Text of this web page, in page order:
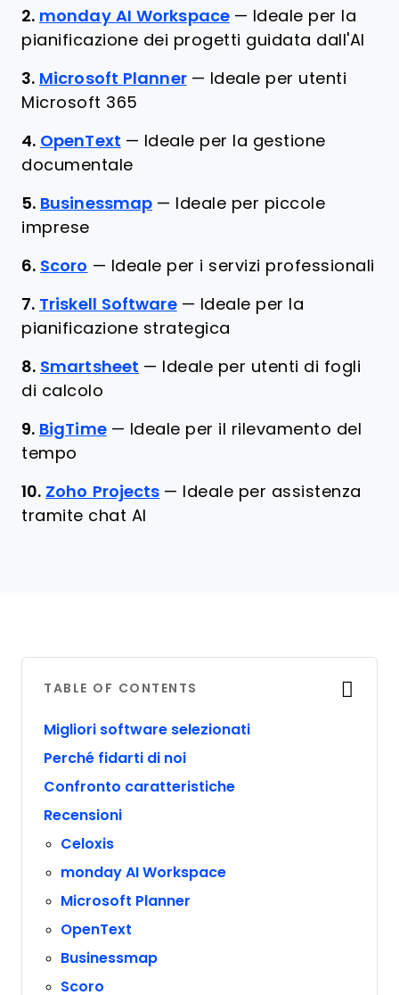
2. monday AI Workspace — Ideale per la
pianificazione dei progetti guidata dall'AI
3. Microsoft Planner — Ideale per utenti
Microsoft 365
4. OpenText — Ideale per la gestione
documentale
5. Businessmap —
Ideale per piccole
imprese
6. Scoro — Ideale per i servizi professionali
7. Triskell Software — Ideale per la
pianificazione strategica
8. Smartsheet —
Ideale per utenti di fogli
di calcolo
9. BigTime — Ideale per il rilevamento del
tempo
10. Zoho Projects —
Ideale per assistenza
tramite chat AI
TABLE OF CONTENTS
Migliori software selezionati
Perché fidarti di noi
Confronto caratteristiche
Recensioni
Celoxis
monday AI Workspace
Microsoft Planner
OpenText
Businessmap
Scoro